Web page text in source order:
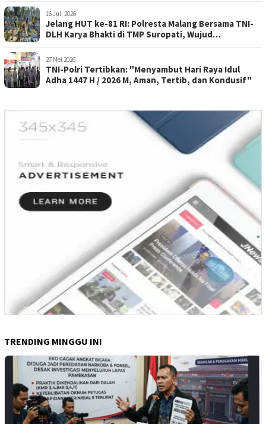
16 Juli 2026
Jelang HUT ke-81 RI: Polresta Malang Bersama TNI-
DLH Karya Bhakti di TMP Suropati, Wujud
27 Mei 2026
TNI-Polri Tertibkan: "Menyambut Hari Raya Idul
Adha 1447 H / 2026 M, Aman, Tertib, dan Kondusif"
TRENDING MINGGU INI